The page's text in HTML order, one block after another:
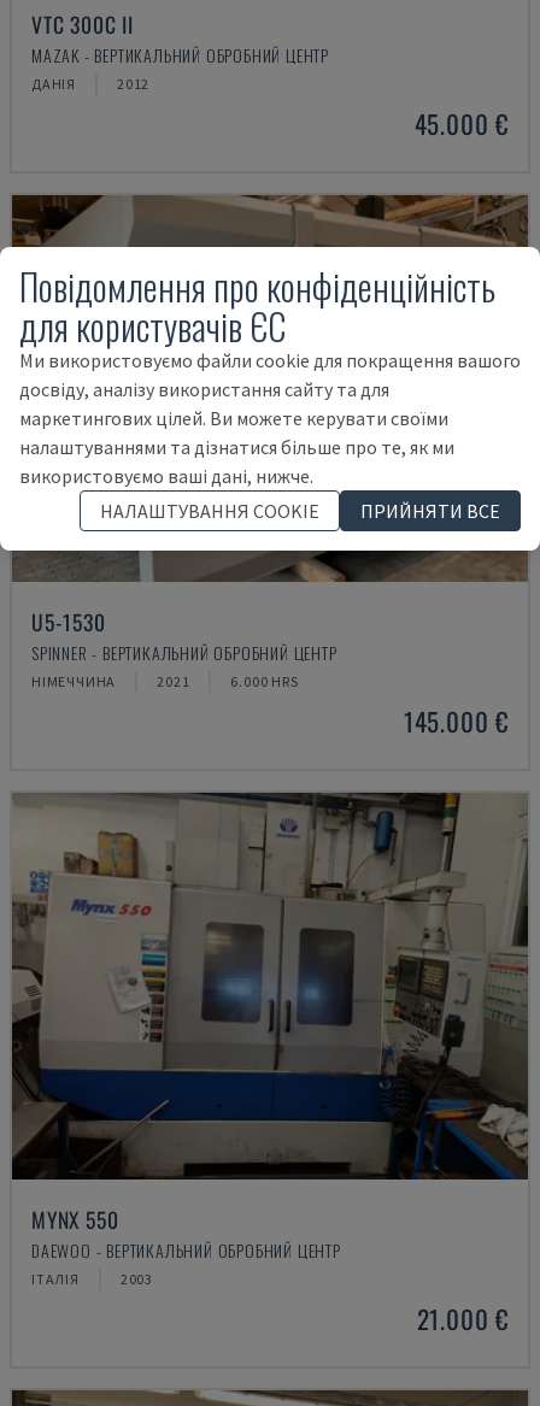
VTC 300C II
MAZAK - ВЕРТИКАЛЬНИЙ ОБРОБНИЙ ЦЕНТР
ДАНІЯ 2012
45.000 €
U5-1530
SPINNER - ВЕРТИКАЛЬНИЙ ОБРОБНИЙ ЦЕНТР
НІМЕЧЧИНА 2021 6.000 HRS
145.000 €
MYNX 550
DAEWOO - ВЕРТИКАЛЬНИЙ ОБРОБНИЙ ЦЕНТР
ІТАЛІЯ 2003
21.000 €
Повідомлення про конфіденційність
для користувачів ЄС
Ми використовуємо файли cookie для покращення вашого
досвіду, аналізу використання сайту та для
маркетингових цілей. Ви можете керувати своїми
налаштуваннями та дізнатися більше про те, як ми
використовуємо ваші дані, нижче.
НАЛАШТУВАННЯ COOKIE
ПРИЙНЯТИ ВСЕ